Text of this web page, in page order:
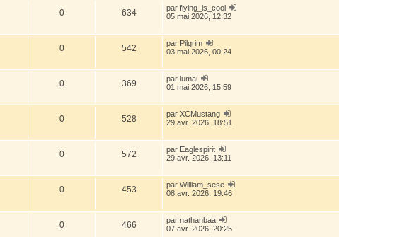
0 634 par flying_is_cool
05 mai 2026, 12:32
0 542 par Pilgrim
03 mai 2026, 00:24
0 369 par lumai
01 mai 2026, 15:59
0 528 par XCMustang
29 avr. 2026, 18:51
0 572 par Eaglespirit
29 avr. 2026, 13:11
0 453 par William_sese
08 avr. 2026, 19:46
0 466 par nathanbaa
07 avr. 2026, 20:25